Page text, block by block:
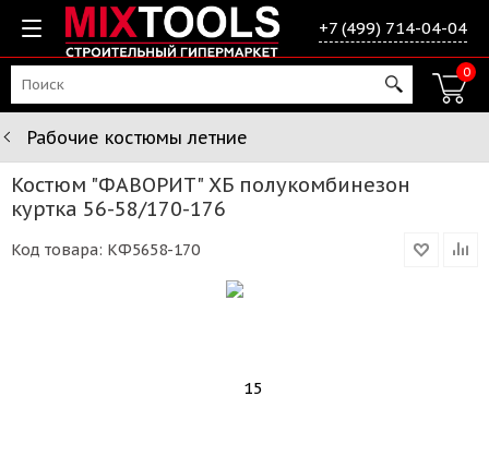
+7 (499) 714-04-04
0
Рабочие костюмы летние
Костюм "ФАВОРИТ" ХБ полукомбинезон
куртка 56-58/170-176
Код товара: КФ5658-170